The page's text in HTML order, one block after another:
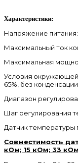
Характеристики:
Напряжение питания:
Максимальный ток
Максимальная
Условия
65%, без
Диапазон
Шаг регулирования
Датчик температуры
Совместимость
кОм; 15 кОм; 33